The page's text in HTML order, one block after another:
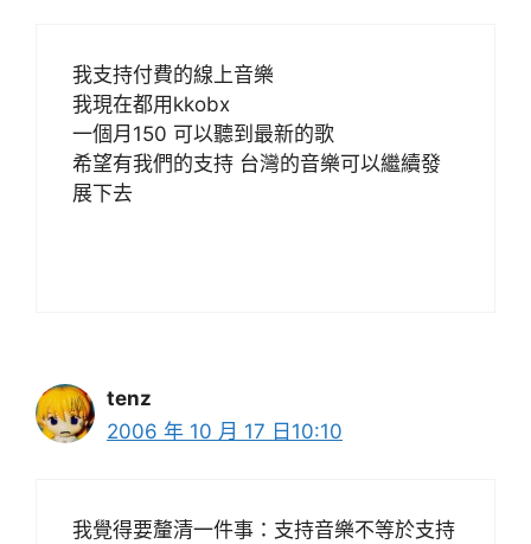
我支持付費的線上音樂
我現在都用kkobx
一個月150 可以聽到最新的歌
希望有我們的支持 台灣的音樂可以繼續發
展下去
tenz
2006 年 10 月 17 日10:10
我覺得要釐清一件事：支持音樂不等於支持